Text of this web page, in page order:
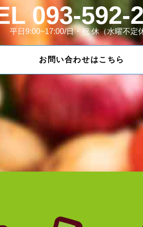
093-592-
平日9:00~17:00/日・祝 休（水曜不定
お問い合わせはこちら